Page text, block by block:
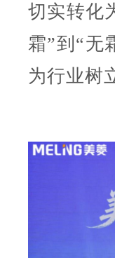
切实转化
霜”到“无
为行业树